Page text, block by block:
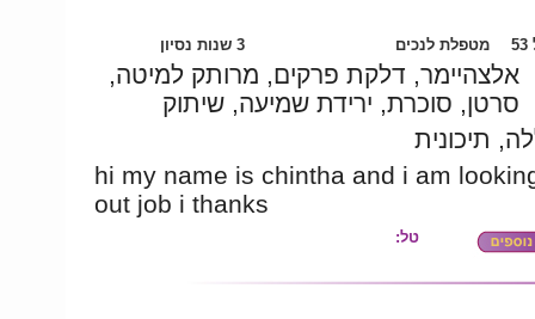
מטפלת לנכים 3 שנות נסיון
אלצהיימר, דלקת פרקים, מרותק למיטה,
סרטן, סוכרת, ירידת שמיעה, שיתוק
תיכונית
hi my name is chintha and i am
out job i thanks
טל: